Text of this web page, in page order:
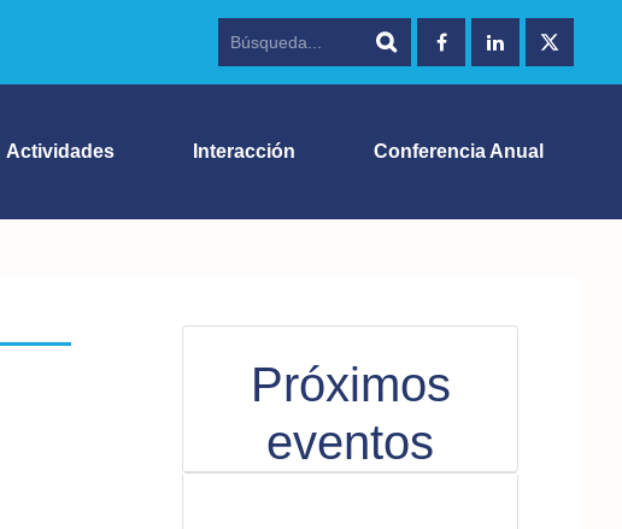
Actividades Interacción Conferencia Anual
Próximos
eventos